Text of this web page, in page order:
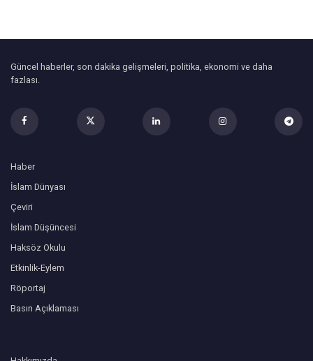
Güncel haberler, son dakika gelişmeleri, politika, ekonomi ve daha
fazlası.
Haber
İslam Dünyası
Çeviri
İslam Düşüncesi
Haksöz Okulu
Etkinlik-Eylem
Röportaj
Basın Açıklaması